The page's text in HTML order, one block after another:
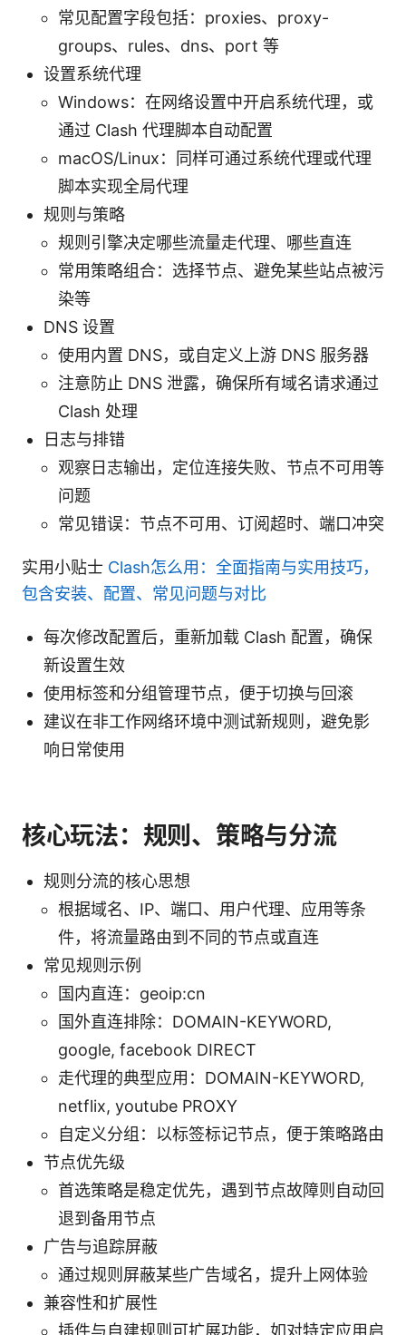
常见配置字段包括：proxies、proxy-
groups、rules、dns、port 等
设置系统代理
Windows：在网络设置中开启系统代理，或
通过 Clash 代理脚本自动配置
macOS/Linux：同样可通过系统代理或代理
脚本实现全局代理
规则与策略
规则引擎决定哪些流量走代理、哪些直连
常用策略组合：选择节点、避免某些站点被污
染等
DNS 设置
使用内置 DNS，或自定义上游 DNS 服务器
注意防止 DNS 泄露，确保所有域名请求通过
Clash 处理
日志与排错
观察日志输出，定位连接失败、节点不可用等
问题
常见错误：节点不可用、订阅超时、端口冲突
实用小贴士 Clash怎么用：全面指南与实用技巧，
包含安装、配置、常见问题与对比
每次修改配置后，重新加载 Clash 配置，确保
新设置生效
使用标签和分组管理节点，便于切换与回滚
建议在非工作网络环境中测试新规则，避免影
响日常使用
核心玩法：规则、策略与分流
规则分流的核心思想
根据域名、IP、端口、用户代理、应用等条
件，将流量路由到不同的节点或直连
常见规则示例
国内直连：geoip:cn
国外直连排除：DOMAIN-KEYWORD,
google, facebook DIRECT
走代理的典型应用：DOMAIN-KEYWORD,
netflix, youtube PROXY
自定义分组：以标签标记节点，便于策略路由
节点优先级
首选策略是稳定优先，遇到节点故障则自动回
退到备用节点
广告与追踪屏蔽
通过规则屏蔽某些广告域名，提升上网体验
兼容性和扩展性
插件与自建规则可扩展功能，如对特定应用启